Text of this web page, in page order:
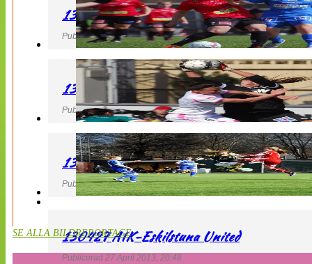
130427 LB 07 – QBIK
Publicerad 27 April 2013, 22:40
130427 IF Limhamn Bunkeflo – QBIK
Publicerad 27 April 2013, 21:10
130427 LdB FC Malmö – Mallbackens IF
Publicerad 27 April 2013, 20:54
130427 AIK-Eskilstuna United
Publicerad 27 April 2013, 20:48
SE ALLA BILDREPORTAGE